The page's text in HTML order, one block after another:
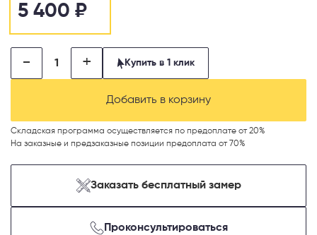
5 400 ₽
- + Купить в 1 клик
Добавить в корзину
Складская программа осуществляется по предоплате от 20%
На заказные и предзаказные позиции предоплата от 70%
Заказать бесплатный замер
Проконсультироваться